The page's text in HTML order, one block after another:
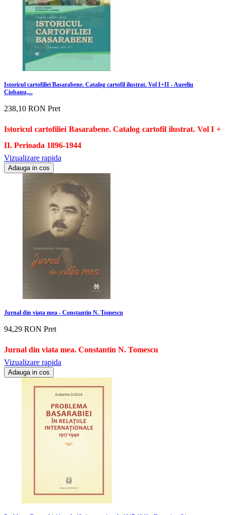
Istoricul cartofiliei Basarabene. Catalog cartofil ilustrat. Vol I+II - Aureliu
Ciobanu,...
238,10 RON Pret
Istoricul cartofiliei Basarabene. Catalog cartofil ilustrat. Vol I +
II. Perioada 1896-1944
Vizualizare rapida
Adauga in cos
Jurnal din viata mea - Constantin N. Tomescu
94,29 RON Pret
Jurnal din viata mea. Constantin N. Tomescu
Vizualizare rapida
Adauga in cos